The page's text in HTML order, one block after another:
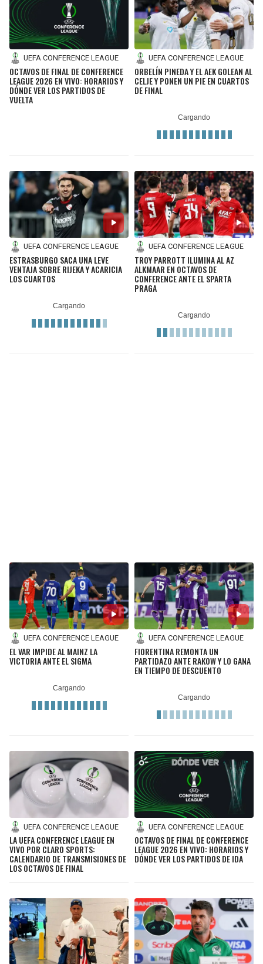
UEFA CONFERENCE LEAGUE
OCTAVOS DE FINAL DE CONFERENCE
LEAGUE 2026 EN VIVO: HORARIOS Y
DÓNDE VER LOS PARTIDOS DE
VUELTA
UEFA CONFERENCE LEAGUE
ORBELÍN PINEDA Y EL AEK GOLEAN AL
CELJE Y PONEN UN PIE EN CUARTOS
DE FINAL
UEFA CONFERENCE LEAGUE
ESTRASBURGO SACA UNA LEVE
VENTAJA SOBRE RIJEKA Y ACARICIA
LOS CUARTOS
UEFA CONFERENCE LEAGUE
TROY PARROTT ILUMINA AL AZ
ALKMAAR EN OCTAVOS DE
CONFERENCE ANTE EL SPARTA
PRAGA
UEFA CONFERENCE LEAGUE
EL VAR IMPIDE AL MAINZ LA
VICTORIA ANTE EL SIGMA
UEFA CONFERENCE LEAGUE
FIORENTINA REMONTA UN
PARTIDAZO ANTE RAKOW Y LO GANA
EN TIEMPO DE DESCUENTO
UEFA CONFERENCE LEAGUE
LA UEFA CONFERENCE LEAGUE EN
VIVO POR CLARO SPORTS:
CALENDARIO DE TRANSMISIONES DE
LOS OCTAVOS DE FINAL
UEFA CONFERENCE LEAGUE
OCTAVOS DE FINAL DE CONFERENCE
LEAGUE 2026 EN VIVO: HORARIOS Y
DÓNDE VER LOS PARTIDOS DE IDA